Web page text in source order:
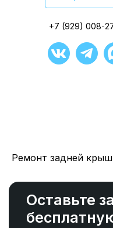
+7 (929) 008-
+7 (929) 008-27-
+7 (929) 008-27-
+7 (929) 008-27-
+7 (929) 008-27-
Ремонт задней
Оставьте